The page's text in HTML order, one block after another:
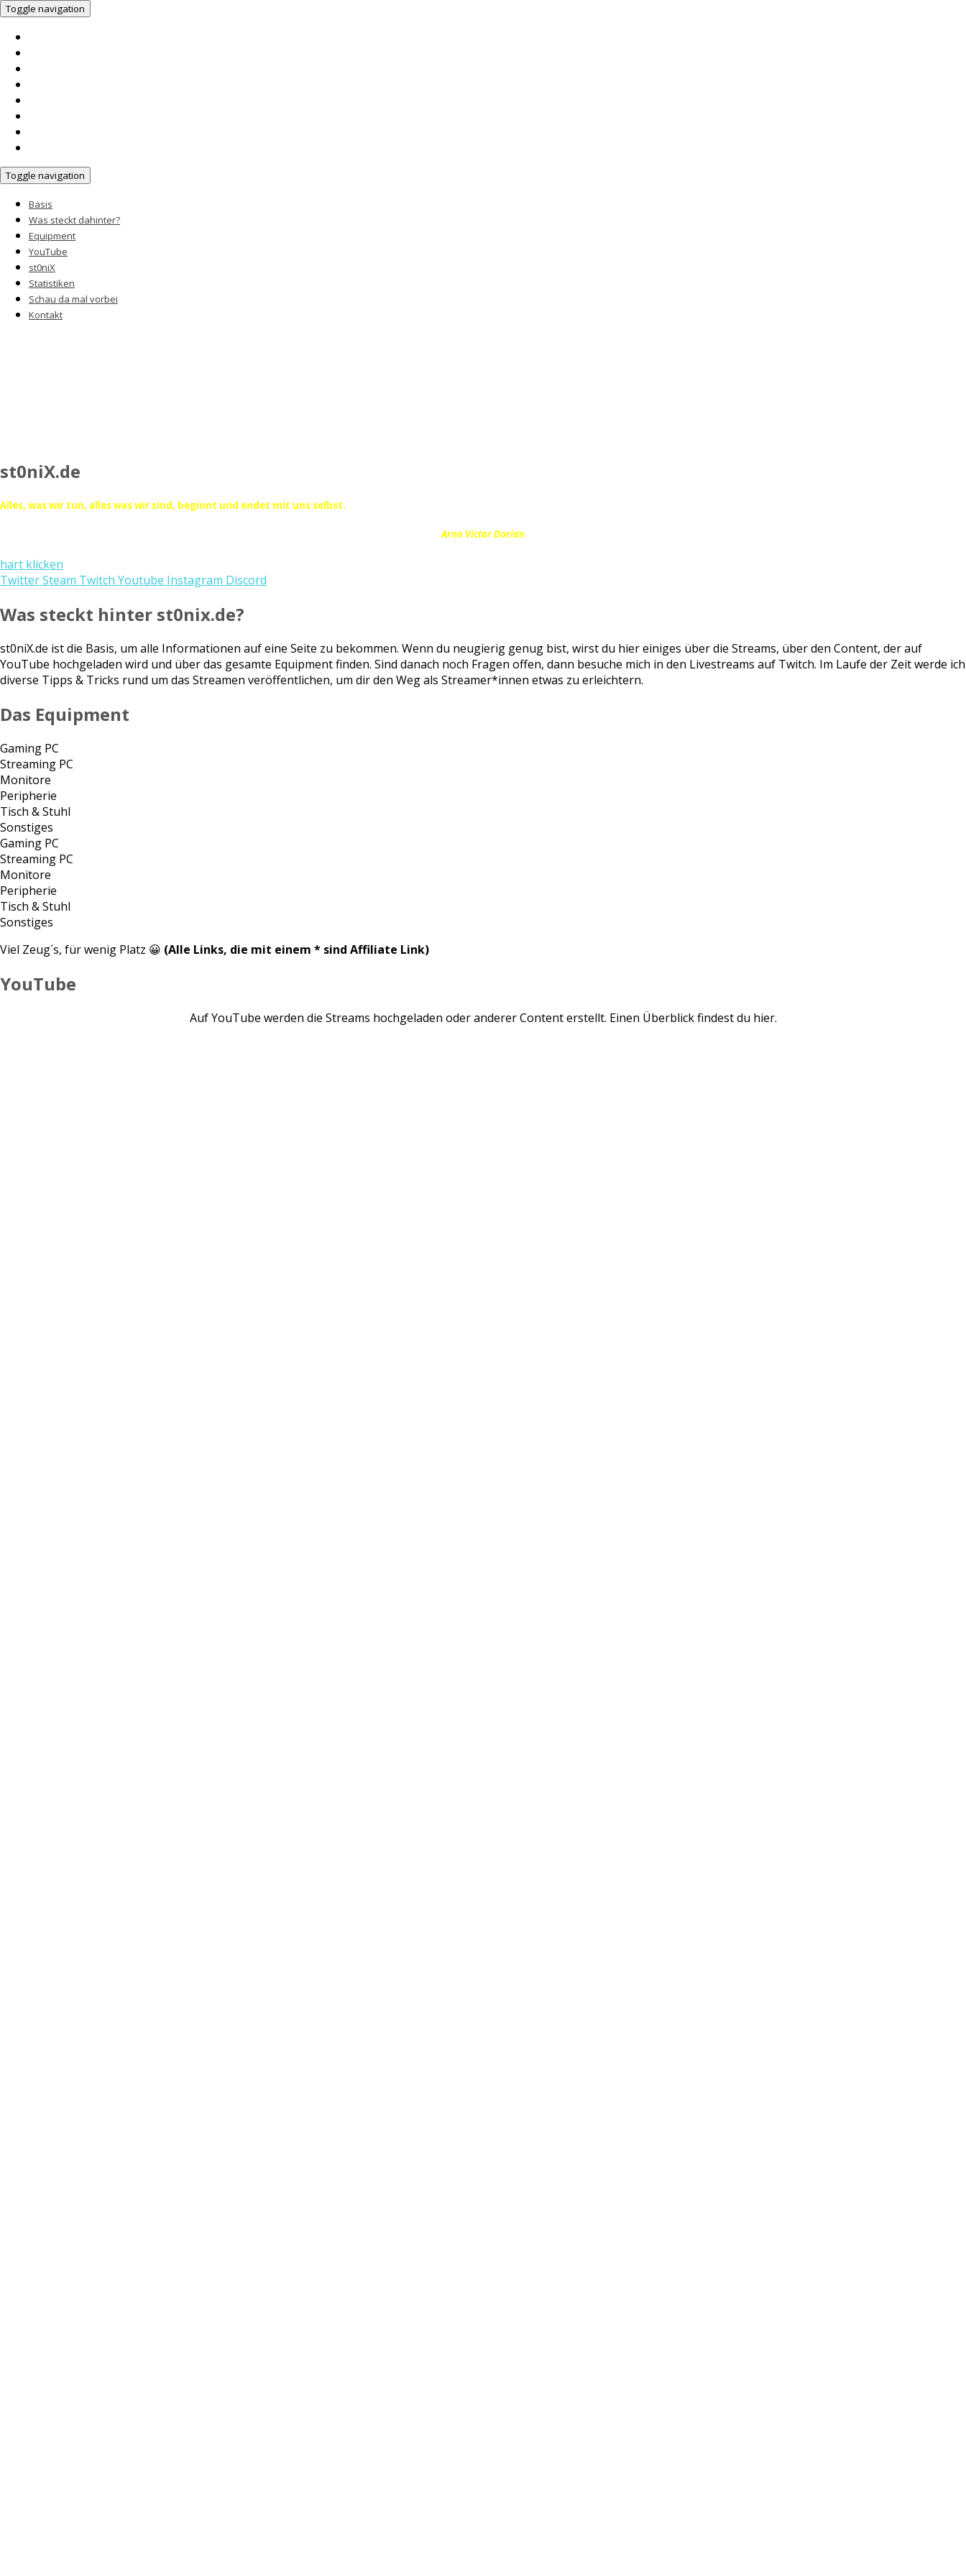
Toggle navigation
Toggle navigation
Basis
Was steckt dahinter?
Equipment
YouTube
st0niX
Statistiken
Schau da mal vorbei
Kontakt
st0niX.de
Alles, was wir tun, alles was wir sind, beginnt und endet mit uns selbst.
Arno Victor Dorian
hart klicken
TwitterSteam Twitch Youtube Instagram Discord
Was steckt hinter st0nix.de?
st0niX.de ist die Basis, um alle Informationen auf eine Seite zu bekommen. Wenn du neugierig genug bist, wirst du hier einiges über die Streams, über den Content, der auf
YouTube hochgeladen wird und über das gesamte Equipment finden. Sind danach noch Fragen offen, dann besuche mich in den Livestreams auf Twitch. Im Laufe der Zeit werde ich
diverse Tipps & Tricks rund um das Streamen veröffentlichen, um dir den Weg als Streamer*innen etwas zu erleichtern.
Das Equipment
Gaming PC
Streaming PC
Monitore
Peripherie
Tisch & Stuhl
Sonstiges
Gaming PC
Streaming PC
Monitore
Peripherie
Tisch & Stuhl
Sonstiges
Viel Zeug´s, für wenig Platz 😀 (Alle Links, die mit einem * sind Affiliate Link)
YouTube
Auf YouTube werden die Streams hochgeladen oder anderer Content erstellt. Einen Überblick findest du hier.